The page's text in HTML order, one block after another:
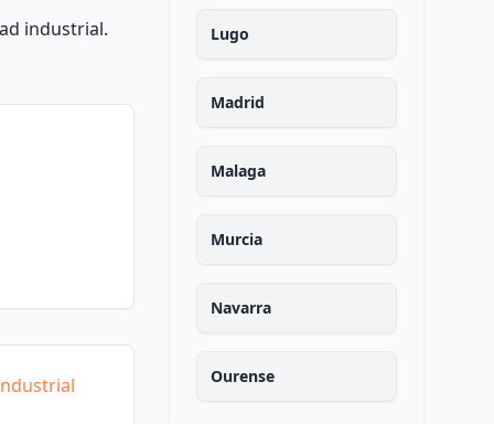
industrial.
Lugo
Madrid
Malaga
Murcia
Navarra
Ourense